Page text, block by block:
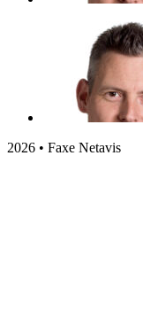
2026 • Faxe Netavis